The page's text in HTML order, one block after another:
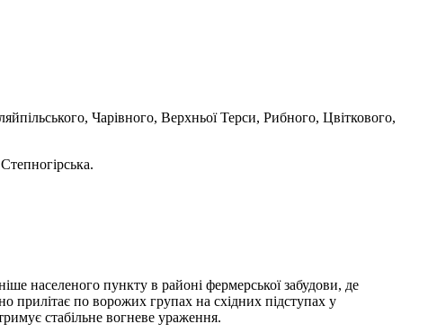
Чарівного, Верхньої Терси, Рибного, Цвіткового,
населеного пункту в районі фермерської забудови, де
прилітає по ворожих групах на східних підступах у
стабільне вогневе ураження.